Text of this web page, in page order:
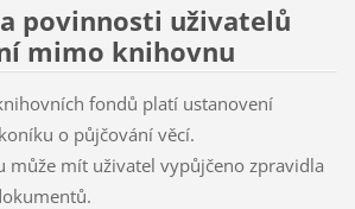
a povinnosti uživatelů
mimo knihovnu
fondů platí ustanovení
o půjčování věcí.
může mít uživatel vypůjčeno zpravidla